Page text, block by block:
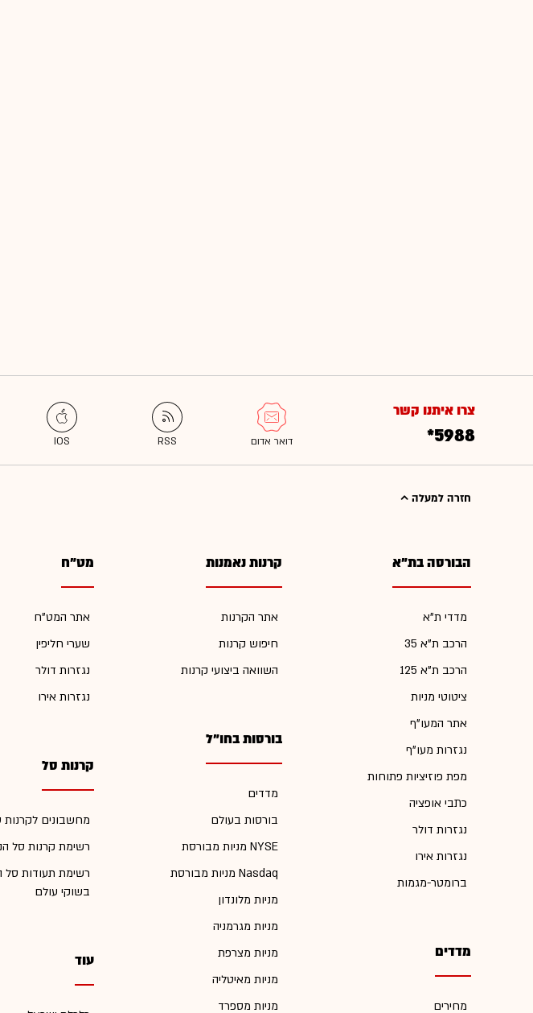
צרו איתנו קשר
*5988
חזרה למעלה
הבורסה בת"א
מדדי ת"א
הרכב ת"א 35
הרכב ת"א 125
ציטוטי מניות
אתר המעו"ף
נגזרות מעו"ף
מפת פוזיציות פתוחות
כתבי אופציה
נגזרות דולר
נגזרות אירו
ברומטר-מגמות
מדדים
מחירים
קרנות נאמנות
אתר הקרנות
חיפוש קרנות
השוואה ביצועי קרנות
בורסות בחו"ל
מדדים
בורסות בעולם
מניות מבורסת NYSE
מניות מבורסת Nasdaq
מניות מלונדון
מניות מגרמניה
מניות מצרפת
מניות מאיטליה
מניות מספרד
מט"ח
אתר המט"ח
שערי חליפין
נגזרות דולר
נגזרות אירו
קרנות סל
מחשבונים לקרנות
רשימת קרנות סל
רשימת תעודות סל
בשוקי עולם
עוד